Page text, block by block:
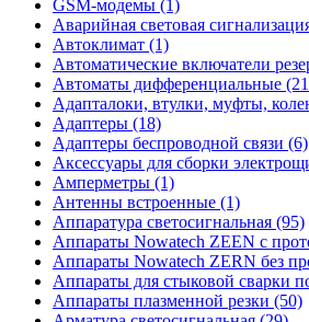
GSM-модемы (1)
Аварийная световая
Автоклимат (1)
Автоматические включатели
Автоматы дифференциальные
Адапталоки, втулки, муфты,
Адаптеры (18)
Адаптеры беспроводной связи (6)
Аксессуары для сборки
Амперметры (1)
Антенны встроенные (1)
Аппаратура светосигнальная (95)
Аппараты Nowatech ZEEN c
Аппараты Nowatech ZERN без
Аппараты для стыковой сварки
Аппараты плазменной резки (50)